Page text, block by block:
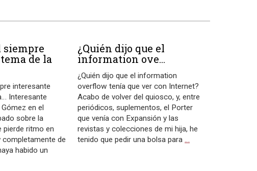
siempre
de la
interesante
Interesante
en el
sobre la
pierde ritmo en
de
habido un
¿Quién dijo que el
information ove...
¿Quién dijo que el information
overflow tenía que ver con Internet?
Acabo de volver del quiosco, y, entre
periódicos, suplementos, el Porter
que venía con Expansión y las
revistas y colecciones de mi hija, he
tenido que pedir una bolsa para…